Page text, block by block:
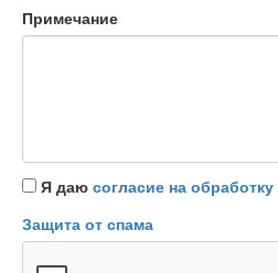
Примечание
Я даю согласие на
Защита от спама